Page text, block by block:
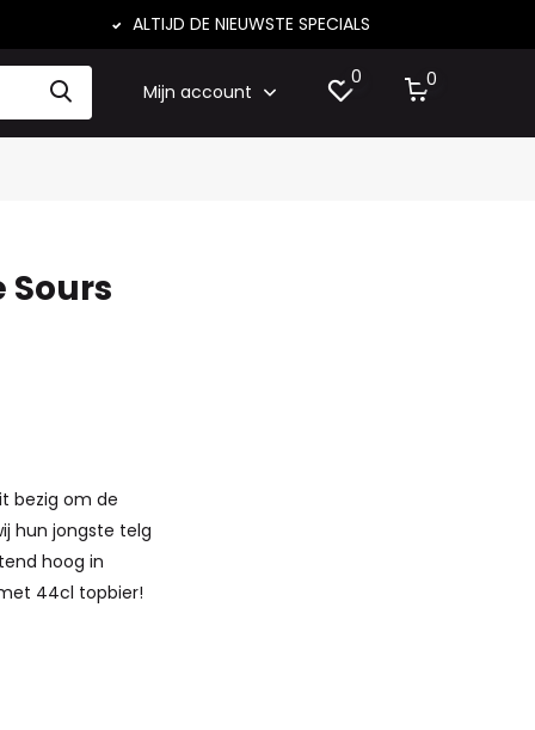
ALTIJD DE NIEUWSTE SPECIALS
Mijn account
0 0
bezig om de
hun jongste telg
hoog in
44cl topbier!